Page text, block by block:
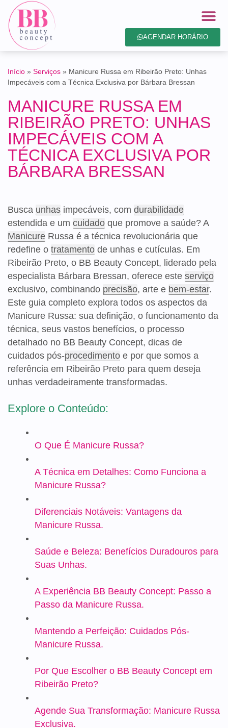
AGENDAR HORÁRIO
Início » Serviços » Manicure Russa em Ribeirão Preto: Unhas
Impecáveis com a Técnica Exclusiva por Bárbara Bressan
MANICURE RUSSA EM
RIBEIRÃO PRETO: UNHAS
IMPECÁVEIS COM A
TÉCNICA EXCLUSIVA POR
BÁRBARA BRESSAN
Busca unhas impecáveis, com durabilidade
estendida e um cuidado que promove a saúde? A
Manicure Russa é a técnica revolucionária que
redefine o tratamento de unhas e cutículas. Em
Ribeirão Preto, o BB Beauty Concept, liderado pela
especialista Bárbara Bressan, oferece este serviço
exclusivo, combinando precisão, arte e bem-estar.
Este guia completo explora todos os aspectos da
Manicure Russa: sua definição, o funcionamento da
técnica, seus vastos benefícios, o processo
detalhado no BB Beauty Concept, dicas de
cuidados pós-procedimento e por que somos a
referência em Ribeirão Preto para quem deseja
unhas verdadeiramente transformadas.
Explore o Conteúdo:
O Que É Manicure Russa?
A Técnica em Detalhes: Como Funciona a
Manicure Russa?
Diferenciais Notáveis: Vantagens da
Manicure Russa.
Saúde e Beleza: Benefícios Duradouros para
Suas Unhas.
A Experiência BB Beauty Concept: Passo a
Passo da Manicure Russa.
Mantendo a Perfeição: Cuidados Pós-
Manicure Russa.
Por Que Escolher o BB Beauty Concept em
Ribeirão Preto?
Agende Sua Transformação: Manicure Russa
Exclusiva.